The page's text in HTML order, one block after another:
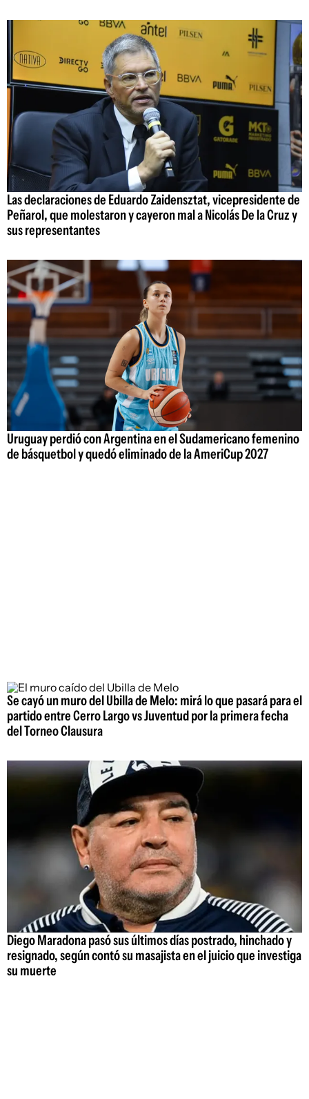
Las declaraciones de Eduardo Zaidensztat, vicepresidente de
Peñarol, que molestaron y cayeron mal a Nicolás De la Cruz y
sus representantes
Uruguay perdió con Argentina en el Sudamericano femenino
de básquetbol y quedó eliminado de la AmeriCup 2027
Se cayó un muro del Ubilla de Melo: mirá lo que pasará para el
partido entre Cerro Largo vs Juventud por la primera fecha
del Torneo Clausura
Diego Maradona pasó sus últimos días postrado, hinchado y
resignado, según contó su masajista en el juicio que investiga
su muerte